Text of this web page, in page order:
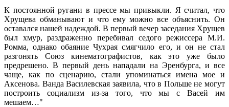
К постоянной ругани в прессе мы привыкли. Я считал, что
Хрущева обманывают и что ему можно все объяснить. Он
оставался нашей надеждой. В первый вечер заседания Хрущев
был хмур, раздраженно перебивал седого режиссера М.И.
Ромма, однако обаяние Чухрая смягчило его, и он не стал
разгонять Союз кинематографистов, как это уже было
предрешено. В первый день нападали на Эренбурга, и все
чаще, как по сценарию, стали упоминаться имена мое и
Аксенова. Ванда Василевская заявила, что в Польше не могут
построить социализм из-за того, что мы с Васей им
мешаем…"